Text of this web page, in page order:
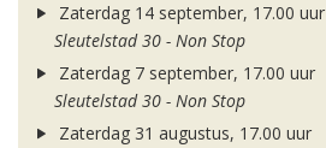
Zaterdag 14 september, 17.00 uur
Sleutelstad 30 - Non Stop
Zaterdag 7 september, 17.00 uur
Sleutelstad 30 - Non Stop
Zaterdag 31 augustus, 17.00 uur